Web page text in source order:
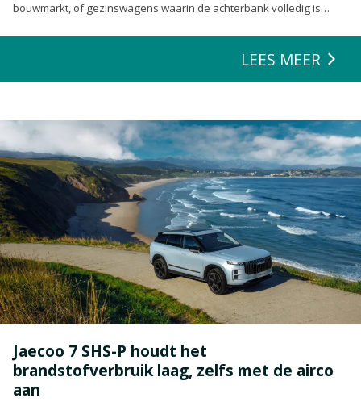
bouwmarkt, of gezinswagens waarin de achterbank volledig is
zeulen. We houden van onze auto’s en we verwachten dat ze alles
LEES MEER
Jaecoo 7 SHS-P houdt het
brandstofverbruik laag, zelfs met de airco
aan